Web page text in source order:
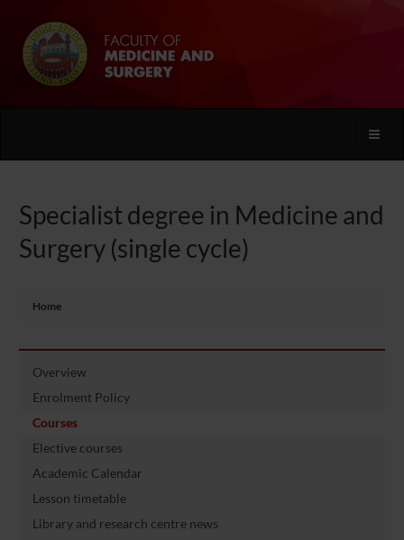
Toggle
Specialist degree in Medicine and
Surgery (single cycle)
Home
Overview
Enrolment Policy
Courses
Elective courses
Academic Calendar
Lesson timetable
Library and research centre news